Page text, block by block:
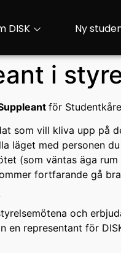
DISK Ny
i
för
som vill kliva upp på
läget med personen
(som väntas äga
fortfarande gå
och
en representant för